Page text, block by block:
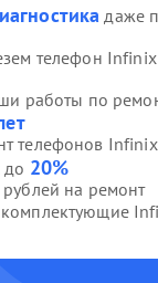
даже
телефон
работы по
телефонов Infinix
до 20%
на ремонт